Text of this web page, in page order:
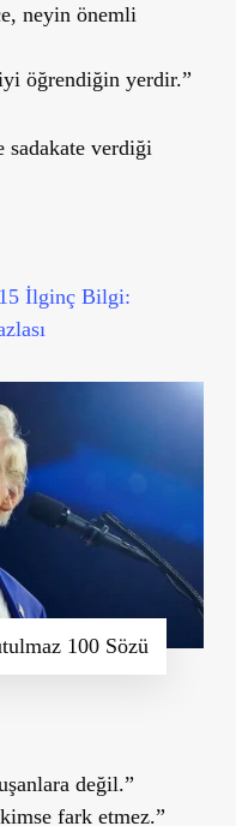
neyin önemli
öğrendiğin yerdir.”
sadakate verdiği
İlginç Bilgi:
100 Sözü
değil.”
kimse fark etmez.”